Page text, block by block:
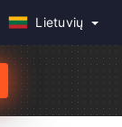
Lietuvių